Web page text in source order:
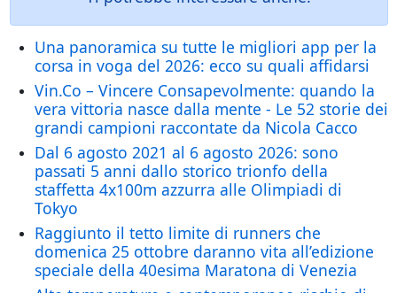
Una panoramica su tutte le migliori app per la
corsa in voga del 2026: ecco su quali affidarsi
Vin.Co – Vincere Consapevolmente: quando la
vera vittoria nasce dalla mente - Le 52 storie dei
grandi campioni raccontate da Nicola Cacco
Dal 6 agosto 2021 al 6 agosto 2026: sono
passati 5 anni dallo storico trionfo della
staffetta 4x100m azzurra alle Olimpiadi di
Tokyo
Raggiunto il tetto limite di runners che
domenica 25 ottobre daranno vita all’edizione
speciale della 40esima Maratona di Venezia